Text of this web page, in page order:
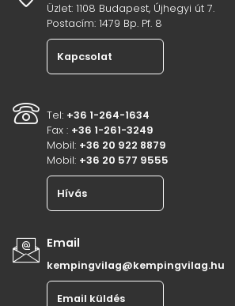
Üzlet: 1108 Budapest, Újhegyi út 7.
Postacím: 1479 Bp. Pf. 8
Kapcsolat
Tel: +36 1-264-1634
Fax : +36 1-261-3249
Mobil: +36 20 922 8879
Mobil: +36 20 577 9555
Hívás
Email
kempingvilag@kempingvilag.hu
Email küldés